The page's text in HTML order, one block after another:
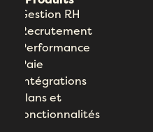
Gestion RH
Recrutement
Performance
Paie
Intégrations
Plans et
fonctionnalités